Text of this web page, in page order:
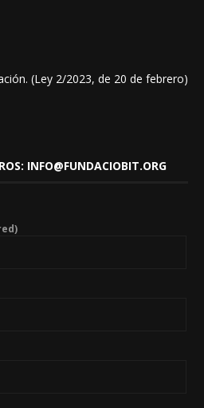
(Ley 2/2023, de 20 de febrero)
INFO@FUNDACIOBIT.ORG